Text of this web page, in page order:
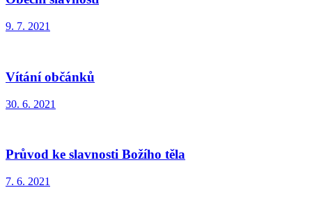
9. 7. 2021
Vítání občánků
30. 6. 2021
Průvod ke slavnosti Božího těla
7. 6. 2021